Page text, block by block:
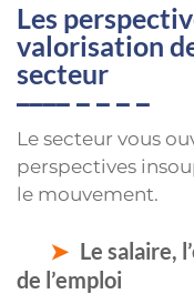
Les
valorisation
secteur
Le secteur vous
perspectives
le mouvement.
Le salaire,
de l’emploi